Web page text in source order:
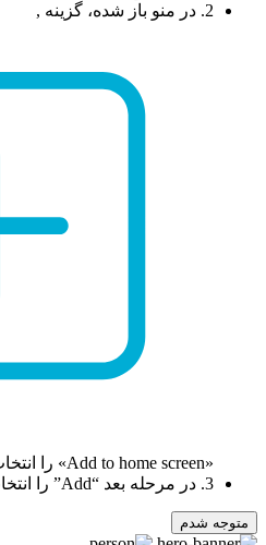
2. در منو باز شده، گزینه ,
«Add to home screen» را انتخاب کنید.
3. در مرحله بعد “Add” را انتخاب کنید.
متوجه شدم